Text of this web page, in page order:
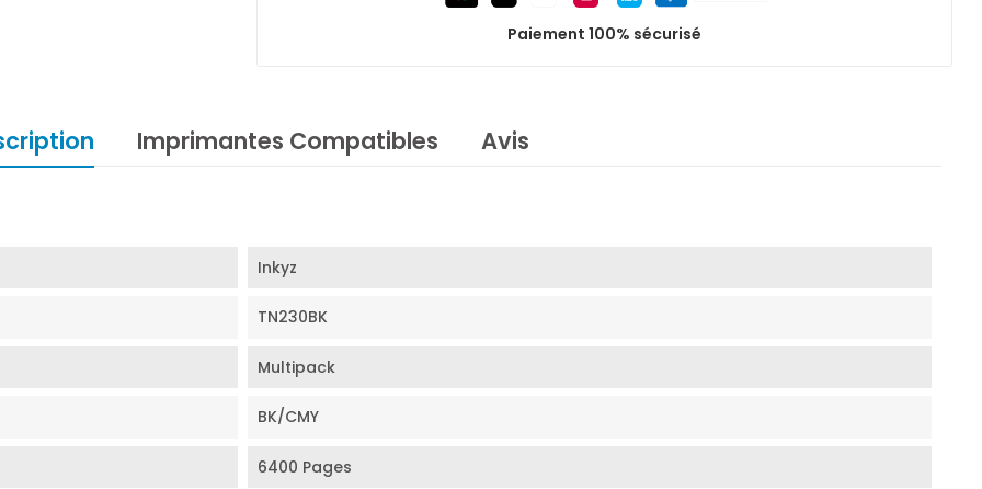
Paiement 100% sécurisé
Imprimantes Compatibles Avis
Inkyz
TN230BK
Multipack
BK/CMY
6400 Pages